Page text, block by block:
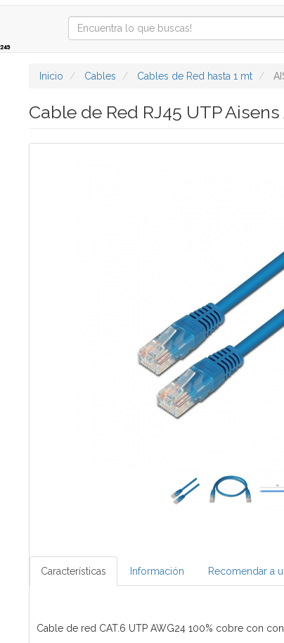
Inicio Cables Cables de Red hasta 1 mt
Cable de Red RJ45 UTP
Características Información Recomendar a
Cable de red CAT.6 UTP AWG24 100% cobre con